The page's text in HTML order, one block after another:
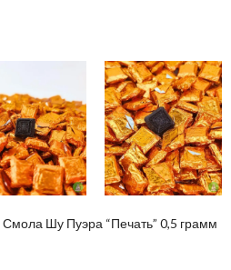
Смола Шу Пуэра “Печать” 0,5 грамм